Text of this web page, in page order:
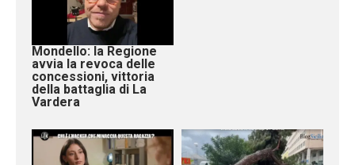
Mondello: la Regione
avvia la revoca delle
concessioni, vittoria
della battaglia di La
Vardera